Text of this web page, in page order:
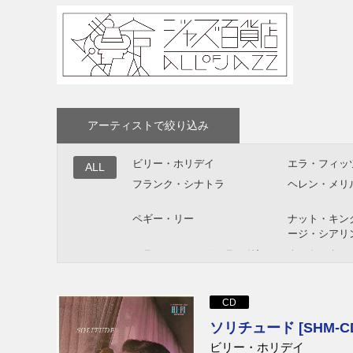
アーティストで絞り込み
ALL ビリー・ホリデイ
エラ・フィッ
フランク・シナトラ
ヘレン・メリ
ペギー・リー
ナット・キン
ージ・シアリ
エラ・フィッツジェラルド/ル
ナット・キ
マット・デニス アン・バート
CD
ソリチュード [SHM-
ビリー・ホリデイ